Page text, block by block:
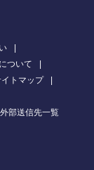
ついて
トマップ
外部送信先一覧